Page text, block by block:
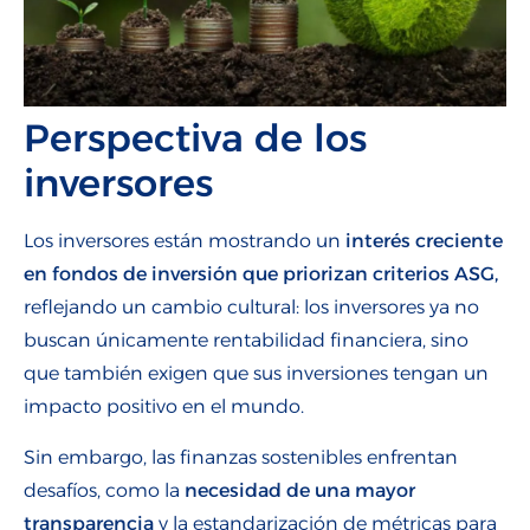
Perspectiva de los
inversores
Los inversores están mostrando un interés creciente
en fondos de inversión que priorizan criterios ASG,
reflejando un cambio cultural: los inversores ya no
buscan únicamente rentabilidad financiera, sino
que también exigen que sus inversiones tengan un
impacto positivo en el mundo.
Sin embargo, las finanzas sostenibles enfrentan
desafíos, como la necesidad de una mayor
transparencia y la estandarización de métricas para